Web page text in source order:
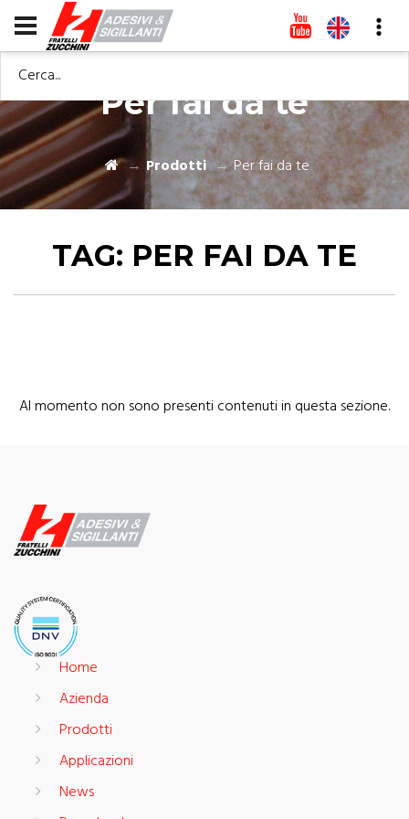
Cerca...
Per fai da te
Prodotti Per fai da te
TAG: PER FAI DA TE
Al momento non sono presenti contenuti in questa sezione.
Home
Azienda
Prodotti
Applicazioni
News